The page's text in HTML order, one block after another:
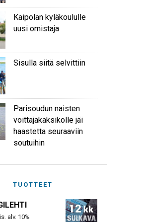
Kaipolan kyläkoululle
uusi omistaja
Sisulla siitä selvittiin
Parisoudun naisten
voittajakaksikolle jäi
haastetta seuraaviin
soutuihin
TUOTTEET
alv. 10%